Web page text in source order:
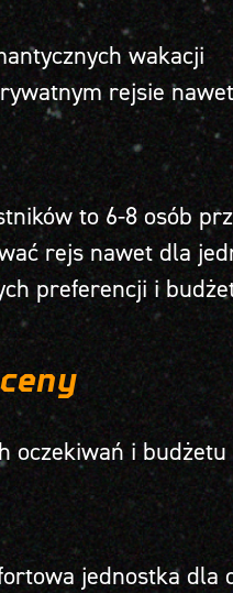
wakacji
rejsie
to 6-8 osób
rejs nawet dla
preferencji i
oczekiwań i
jednostka dla